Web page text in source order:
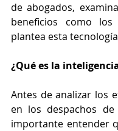
de abogados,
beneficios como los
plantea esta
¿Qué es la
Antes de analizar los
en los despachos de
importante entender